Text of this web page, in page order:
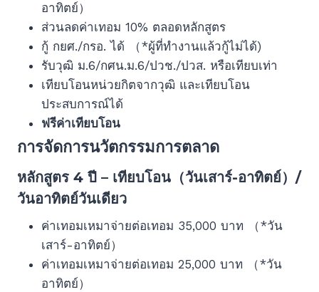
อาทิตย์）
ส่วนลดค่าเทอม 10% ตลอดหลักสูตร
กู้ กยศ./กรอ. ได้ （*ผู้ที่ทำงานแล้วกู้ไม่ได้)
รับวุฒิ ม.6/กศน.ม.6/ปวช./ปวส. หรือเทียบเท่า
เทียบโอนหน่วยกิตจากวุฒิ และเทียบโอน
ประสบการณ์ได้
ฟรีค่าเทียบโอน
การจัดการนวัตกรรมการตลาด
หลักสูตร 4 ปี – เทียบโอน（วันเสาร์-อาทิตย์）/
วันอาทิตย์วันเดียว
ค่าเทอมเหมาจ่ายต่อเทอม 35,000 บาท （*วัน
เสาร์-อาทิตย์）
ค่าเทอมเหมาจ่ายต่อเทอม 25,000 บาท （*วัน
อาทิตย์）